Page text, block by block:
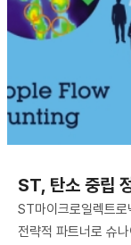
ST, 탄소 중립
ST마이크로일렉트
전략적 파트너로 슈